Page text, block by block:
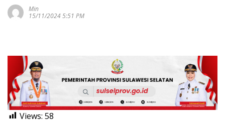
Min
15/11/2024 5:51 PM
Views: 58